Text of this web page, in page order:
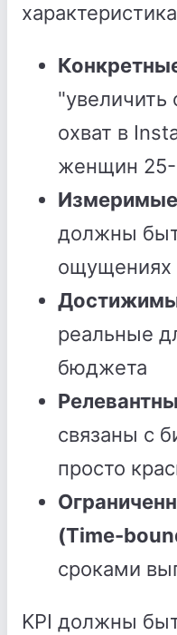
"увеличить
охват в
женщин
должны
ощущениях
реальные
бюджета
связаны с
просто
(Time-
сроками
KPI должны